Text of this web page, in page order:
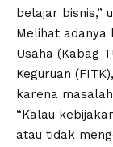
belajar bisnis,”
Melihat adanya
Usaha (Kabag
Keguruan
karena
“Kalau
atau tidak